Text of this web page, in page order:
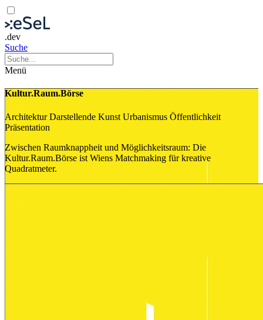
.dev
Suche
Menü
Kultur.Raum.Börse
ArchitekturDarstellende Kunst Urbanismus Öffentlichkeit
Präsentation
Zwischen Raumknappheit und Möglichkeitsraum: Die
Kultur.Raum.Börse ist Wiens Matchmaking für kreative
Quadratmeter.